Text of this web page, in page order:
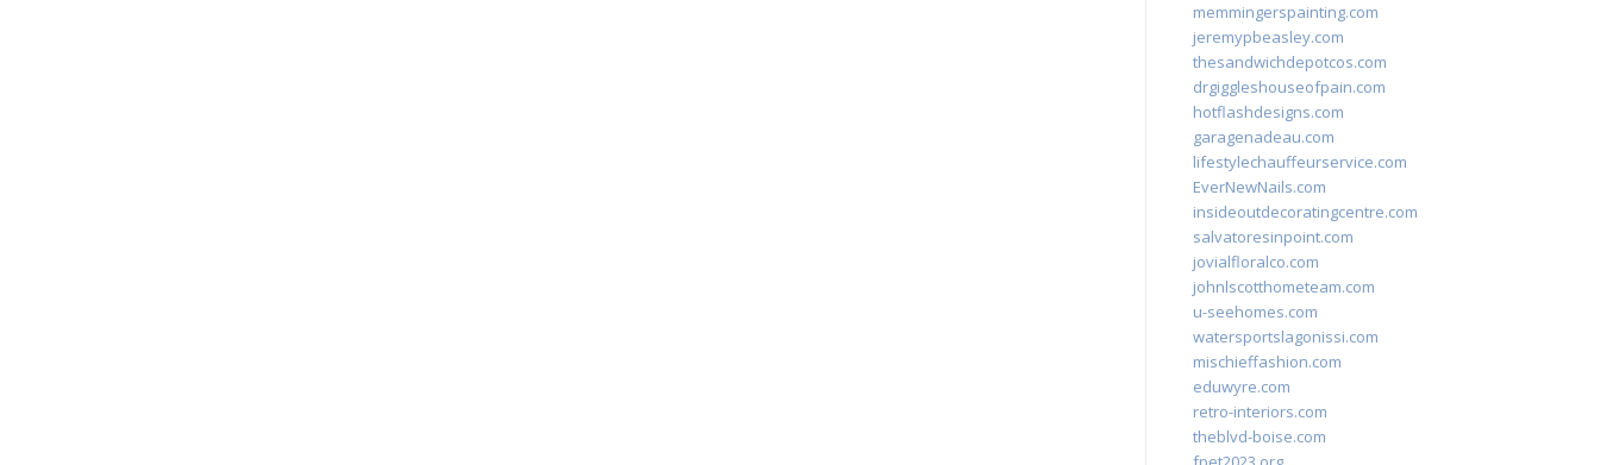
memmingerspainting.com
jeremypbeasley.com
thesandwichdepotcos.com
drgiggleshouseofpain.com
hotflashdesigns.com
garagenadeau.com
lifestylechauffeurservice.com
EverNewNails.com
insideoutdecoratingcentre.com
salvatoresinpoint.com
jovialfloralco.com
johnlscotthometeam.com
u-seehomes.com
watersportslagonissi.com
mischieffashion.com
eduwyre.com
retro-interiors.com
theblvd-boise.com